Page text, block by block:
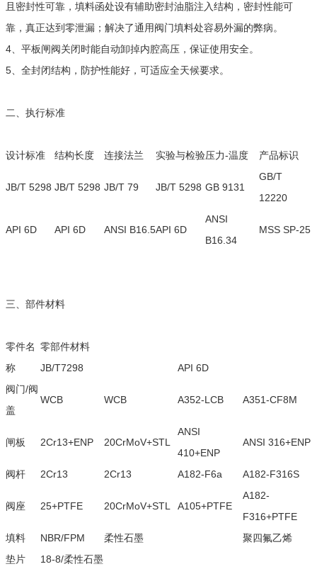
且密封性可靠，填料函处设有辅助密封油脂注入结构，密封性能可
靠，真正达到零泄漏；解决了通用阀门填料处容易外漏的弊病。
4、平板闸阀关闭时能自动卸掉内腔高压，保证使用安全。
5、全封闭结构，防护性能好，可适应全天候要求。
二、执行标准
设计标准 结构长度 连接法兰 实验与检验压力-温度 产品标识
JB/T 5298 JB/T 5298 JB/T 79 JB/T 5298 GB 9131
GB/T
12220
API 6D API 6D ANSI B16.5API 6D
ANSI
B16.34
MSS SP-25
三、部件材料
零件名
称
零部件材料
JB/T7298
API 6D
阀门/阀
盖
WCB WCB A352-LCB A351-CF8M
闸板 2Cr13+ENP 20CrMoV+STL
ANSI
410+ENP
ANSI 316+ENP
阀杆 2Cr13 2Cr13 A182-F6a A182-F316S
阀座 25+PTFE 20CrMoV+STL A105+PTFE
A182-
F316+PTFE
填料
NBR/FPM 柔性石墨
聚四氟乙烯
垫片
18-8/柔性石墨